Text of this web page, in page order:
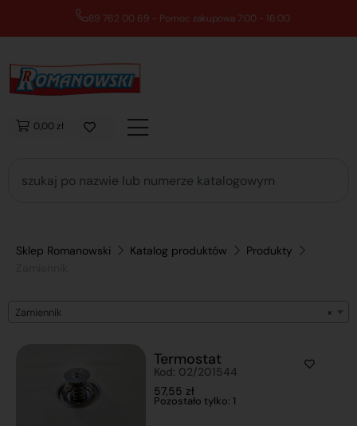
89 762 00 69 - Pomoc zakupowa 7:00 - 16:00
0,00 zł
Sklep Romanowski Katalog produktów
Produkty
×
Zamiennik
Termostat
Kod: 02/201544
57,55 zł
Pozostało tylko: 1